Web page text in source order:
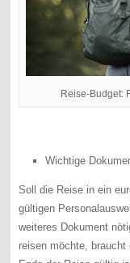
Reise-Budget:
Wichtige
Soll die Reise in ein
gültigen
weiteres Dokument
reisen möchte,